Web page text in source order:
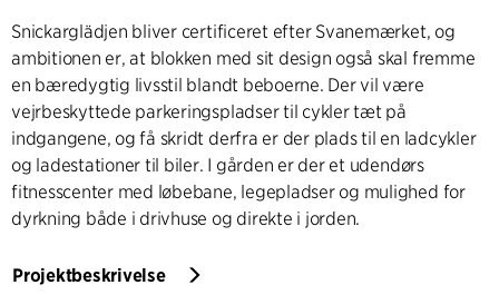
Snickarglädjen bliver certificeret efter Svanemærket, og
ambitionen er, at blokken med sit design også skal fremme
en bæredygtig livsstil blandt beboerne. Der vil være
vejrbeskyttede parkeringspladser til cykler tæt på
indgangene, og få skridt derfra er der plads til en ladcykler
og ladestationer til biler. I gården er der et udendørs
fitnesscenter med løbebane, legepladser og mulighed for
dyrkning både i drivhuse og direkte i jorden.
Projektbeskrivelse